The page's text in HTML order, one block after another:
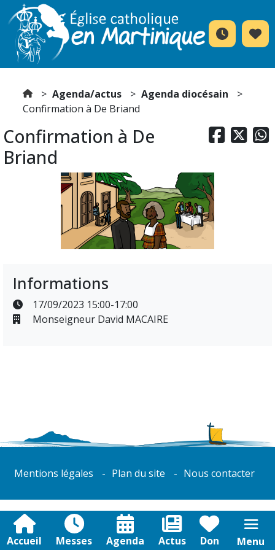
Accueil Messes Agenda Actus Don Menu
Agenda/actus
Agenda diocésain
Confirmation à De Briand
  
Confirmation à De
Briand
Informations
17/09/2023 15:00-17:00
Monseigneur David MACAIRE
Mentions légales Plan du site Nous contacter